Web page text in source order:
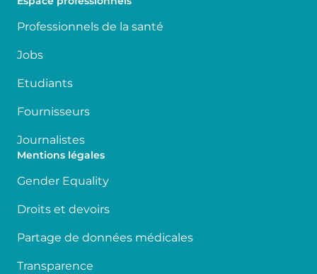
Professionnels de la santé
Jobs
Etudiants
Fournisseurs
Journalistes
Mentions légales
Gender Equality
Droits et devoirs
Partage de données médicales
Transparence